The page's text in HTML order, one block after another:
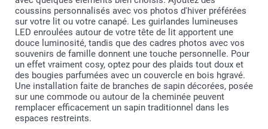
coussins personnalisés avec vos photos d'hiver préférées
sur votre lit ou votre canapé. Les guirlandes lumineuses
LED enroulées autour de votre tête de lit apportent une
douce luminosité, tandis que des cadres photos avec vos
souvenirs de famille donnent une touche personnelle. Pour
un effet vraiment cosy, optez pour des plaids tout doux et
des bougies parfumées avec un couvercle en bois hgravé.
Une installation faite de branches de sapin décorées, posée
sur une commode ou autour de la cheminée peuvent
remplacer efficacement un sapin traditionnel dans les
espaces restreints.